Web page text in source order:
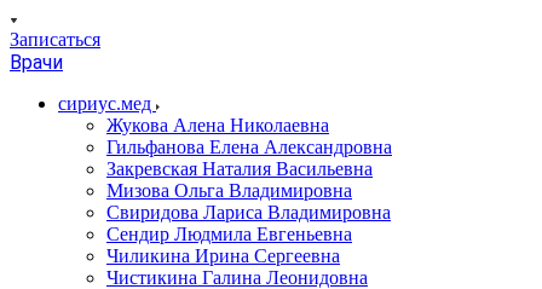
Записаться
Врачи
сириус.мед
Жукова Алена Николаевна
Гильфанова Елена Александровна
Закревская Наталия Васильевна
Мизова Ольга Владимировна
Свиридова Лариса Владимировна
Сендир Людмила Евгеньевна
Чиликина Ирина Сергеевна
Чистикина Галина Леонидовна